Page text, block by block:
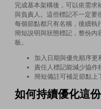
完成基本架構後，可以依需
與負責人。這些標記不一定要
每個節點都只有名稱，後續執
簡短說明與狀態標記，整份內
板。
加入日期與優先順序更
責任人標記能減少協作
簡短備註可補足節點上
如何持續優化這